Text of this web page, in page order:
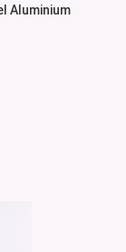
Aluminium